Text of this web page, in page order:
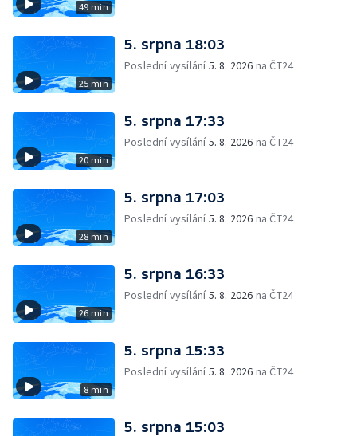
49 min
25 min
5. srpna 18:03
Poslední vysílání5. 8. 2026 na ČT24
20 min
5. srpna 17:33
Poslední vysílání5. 8. 2026 na ČT24
28 min
5. srpna 17:03
Poslední vysílání5. 8. 2026 na ČT24
26 min
5. srpna 16:33
Poslední vysílání5. 8. 2026 na ČT24
8 min
5. srpna 15:33
Poslední vysílání5. 8. 2026 na ČT24
5. srpna 15:03